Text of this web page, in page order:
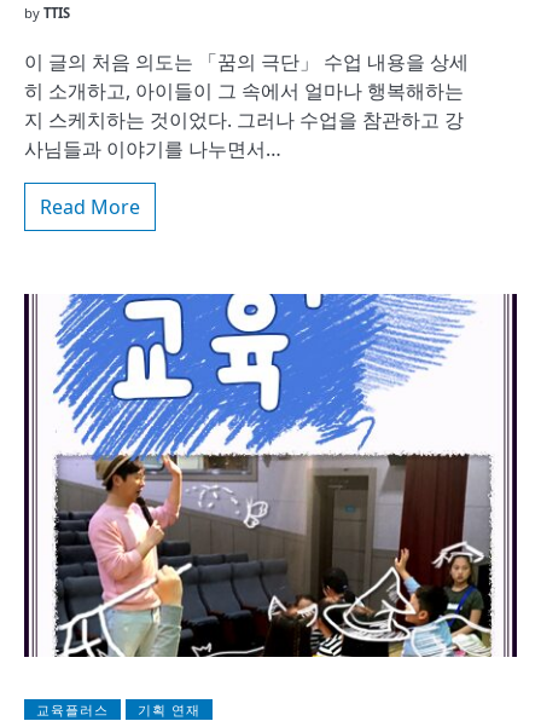
by TTIS
이 글의 처음 의도는 「꿈의 극단」 수업 내용을 상세
히 소개하고, 아이들이 그 속에서 얼마나 행복해하는
지 스케치하는 것이었다. 그러나 수업을 참관하고 강
사님들과 이야기를 나누면서…
Read More
교육플러스 기획 연재